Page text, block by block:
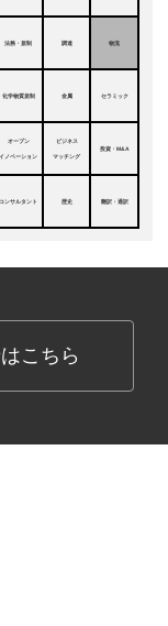
法務・規制 調達 物流
化学物質規制 金属 セラミック
オープン
イノベーション
ビジネス
マッチング
投資・M&A
コンサルタント 歴史 翻訳・通訳
こちら